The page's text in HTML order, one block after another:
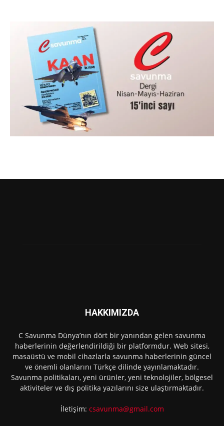
HAKKIMIZDA
C Savunma Dünya’nın dört bir yanından gelen savunma
haberlerinin değerlendirildiği bir platformdur. Web sitesi,
masaüstü ve mobil cihazlarla savunma haberlerinin güncel
ve önemli olanlarını Türkçe dilinde yayınlamaktadır.
Savunma politikaları, yeni ürünler, yeni teknolojiler, bölgesel
aktiviteler ve dış politika yazılarını size ulaştırmaktadır.
İletişim: csavunma@gmail.com